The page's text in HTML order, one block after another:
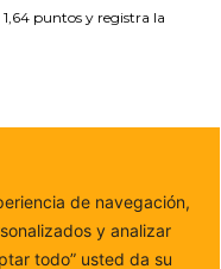
puntos y registra la